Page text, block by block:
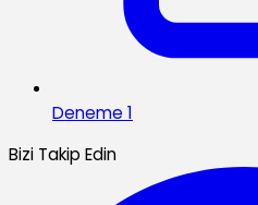
Deneme 1
Bizi Takip Edin